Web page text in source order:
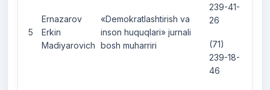
5
Ernazarov
Erkin
Madiyarovich
«Demokratlashtirish va
inson huquqlari» jurnali
bosh muharriri
239-41-
26
(71)
239-18-
46